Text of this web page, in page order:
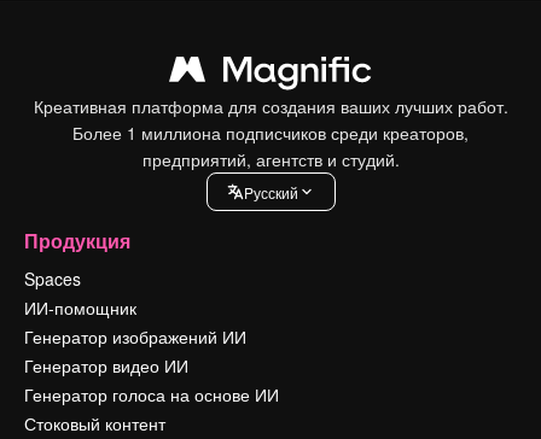
Креативная платформа для создания ваших лучших работ.
Более 1 миллиона подписчиков среди креаторов,
предприятий, агентств и студий.
Pусский
Продукция
Spaces
ИИ-помощник
Генератор изображений ИИ
Генератор видео ИИ
Генератор голоса на основе ИИ
Стоковый контент